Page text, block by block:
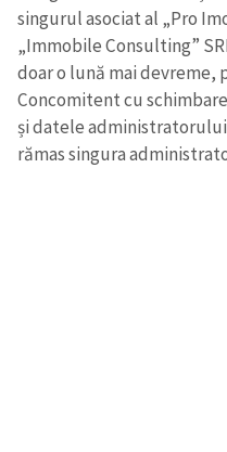
singurulasociat al „Pro
„Immobile Consulting”
doar o lună mai devreme,
Concomitent cu
și datele
rămassingura